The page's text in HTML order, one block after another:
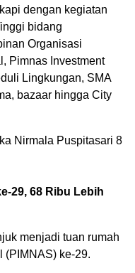
dengan kegiatan
bidang
Organisasi
Pimnas Investment
Lingkungan, SMA
bazaar hingga City
Nirmala Puspitasari 8
29, 68 Ribu Lebih
menjadi tuan rumah
(PIMNAS) ke-29.